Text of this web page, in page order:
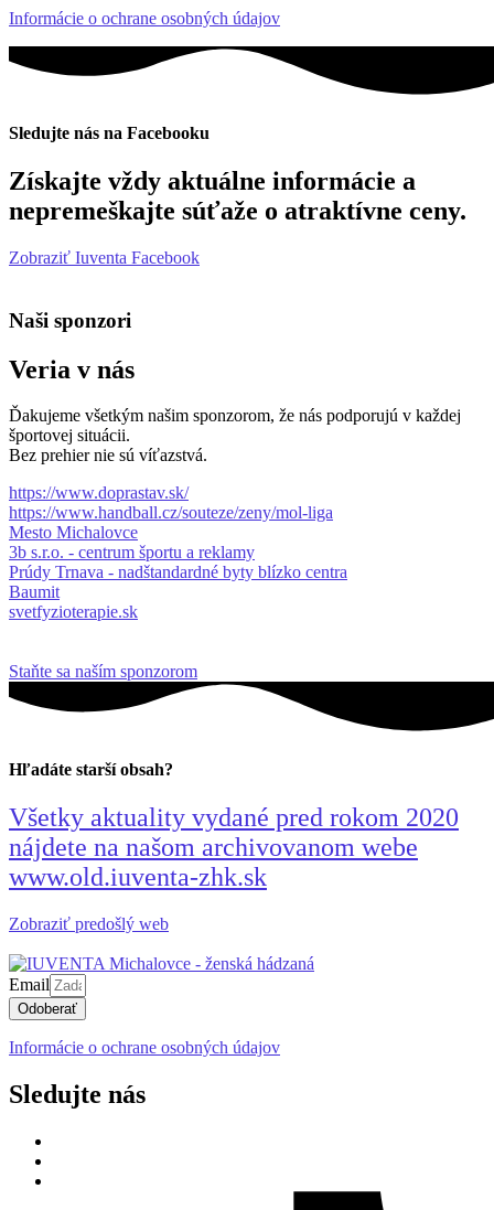
Informácie o ochrane osobných údajov
Sledujte nás na Facebooku
Získajte vždy aktuálne informácie a
nepremeškajte súťaže o atraktívne ceny.
Zobraziť Iuventa Facebook
Naši sponzori
Veria v nás
Ďakujeme všetkým našim sponzorom, že nás podporujú v každej
športovej situácii.
Bez prehier nie sú víťazstvá.
https://www.doprastav.sk/
https://www.handball.cz/souteze/zeny/mol-liga
Mesto Michalovce
3b s.r.o. - centrum športu a reklamy
Prúdy Trnava - nadštandardné byty blízko centra
Baumit
svetfyzioterapie.sk
Staňte sa naším sponzorom
Hľadáte starší obsah?
Všetky aktuality vydané pred rokom 2020
nájdete na našom archivovanom webe
www.old.iuventa-zhk.sk
Zobraziť predošlý web
Email
Odoberať
Informácie o ochrane osobných údajov
Sledujte nás